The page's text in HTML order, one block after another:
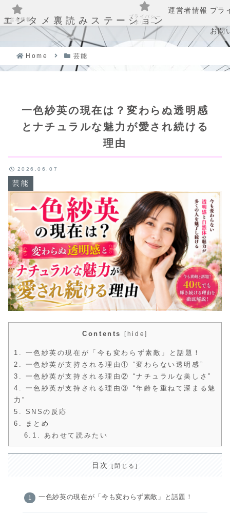
エンタメ裏読みステーション
運営者情報 プラ
お問
Home 芸能
一色紗英の現在は？変わらぬ透明感
とナチュラルな魅力が愛され続ける
理由
芸能
2026.06.07
Contents [ hide]
1.
一色紗英の現在が「今も変わらず素敵」と話題！
2.
一色紗英が支持される理由① “変わらない透明感”
3.
一色紗英が支持される理由② “ナチュラルな美しさ”
4.
一色紗英が支持される理由③ “年齢を重ねて深まる魅
力”
5.
SNSの反応
6.
まとめ
6.1.
あわせて読みたい
目次
一色紗英の現在が「今も変わらず素敵」と話題！
運営者情報
プライバシー
ポリシー